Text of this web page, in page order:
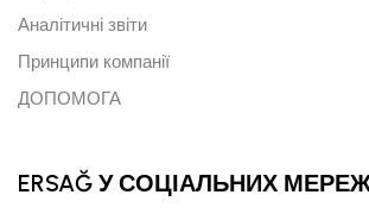
Аналітичні звіти
Принципи компанії
ДОПОМОГА
ERSAĞ У СОЦІАЛЬНИХ